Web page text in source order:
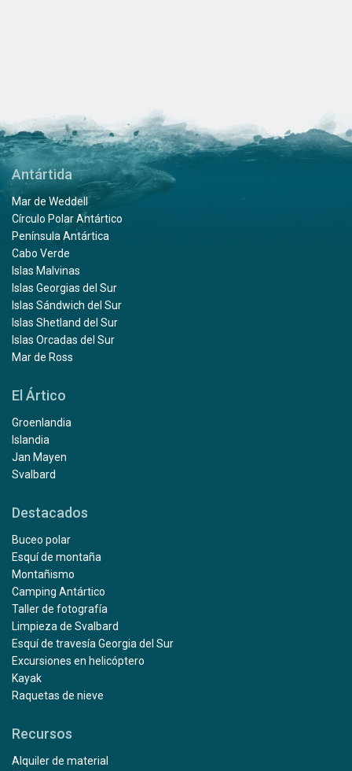
Antártida
Mar de Weddell
Círculo Polar Antártico
Península Antártica
Cabo Verde
Islas Malvinas
Islas Georgias del Sur
Islas Sándwich del Sur
Islas Shetland del Sur
Islas Orcadas del Sur
Mar de Ross
El Ártico
Groenlandia
Islandia
Jan Mayen
Svalbard
Destacados
Buceo polar
Esquí de montaña
Montañismo
Camping Antártico
Taller de fotografía
Limpieza de Svalbard
Esquí de travesía Georgia del Sur
Excursiones en helicóptero
Kayak
Raquetas de nieve
Recursos
Alquiler de material